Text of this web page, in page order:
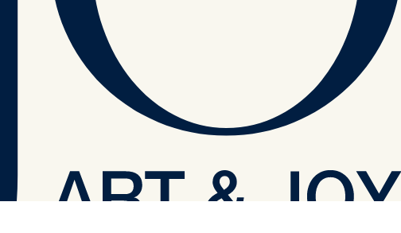
einem gemütlichen Wohnzimmer und zwei Badezimmern ist diese
Architektur von Bodrum mit Ihrer Familie zu erleben buchen Sie jetzt Ihre